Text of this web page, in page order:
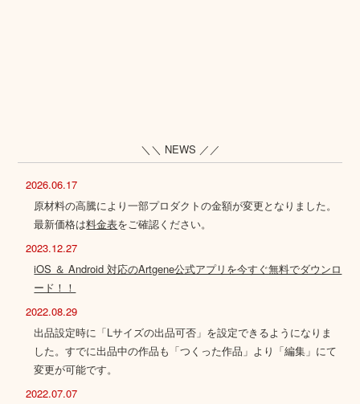
＼＼ NEWS ／／
2026.06.17
原材料の高騰により一部プロダクトの金額が変更となりました。
最新価格は料金表をご確認ください。
2023.12.27
iOS ＆ Android 対応のArtgene公式アプリを今すぐ無料でダウンロ
ード！！
2022.08.29
出品設定時に「Lサイズの出品可否」を設定できるようになりま
した。すでに出品中の作品も「つくった作品」より「編集」にて
変更が可能です。
2022.07.07